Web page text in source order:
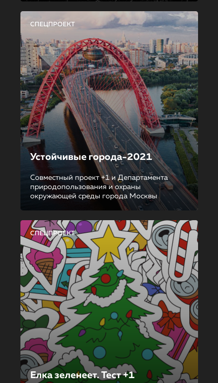
СПЕЦПРОЕКТ
Устойчивые города-2021
Совместный проект +1 и Департамента
природопользования и охраны
окружающей среды города Москвы
СПЕЦПРОЕКТ
Елка зеленеет. Тест +1